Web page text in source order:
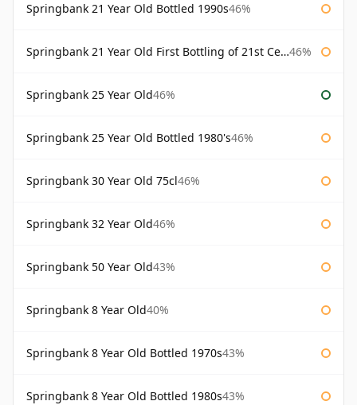
Springbank 21 Year Old Bottled 1990s46%
Springbank 21 Year Old First Bottling of 21st Century 46%
Springbank 25 Year Old46%
Springbank 25 Year Old Bottled 1980's46%
Springbank 30 Year Old 75cl46%
Springbank 32 Year Old46%
Springbank 50 Year Old43%
Springbank 8 Year Old40%
Springbank 8 Year Old Bottled 1970s43%
Springbank 8 Year Old Bottled 1980s43%